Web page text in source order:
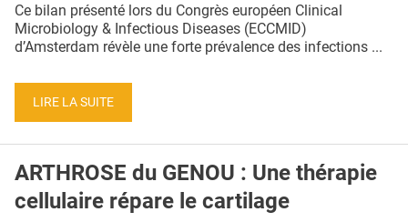
Ce bilan présenté lors du Congrès européen Clinical
Microbiology & Infectious Diseases (ECCMID)
d’Amsterdam révèle une forte prévalence des infections ...
LIRE LA SUITE
ARTHROSE du GENOU : Une thérapie
cellulaire répare le cartilage